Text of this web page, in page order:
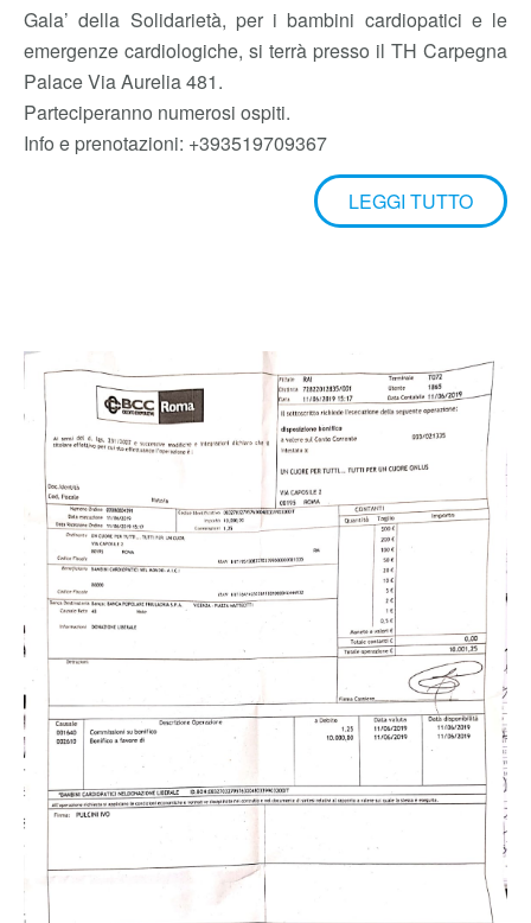
SAVE THE DATE 07 Marzo 2026 ore 19.00 XXIII Gran
Gala’ della Solidarietà, per i bambini cardiopatici e le
emergenze cardiologiche, si terrà presso il TH Carpegna
Palace Via Aurelia 481.
Parteciperanno numerosi ospiti.
Info e prenotazioni: +393519709367